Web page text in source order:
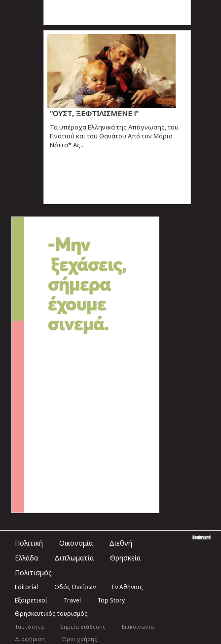
"OΥΣΤ, ΞΕΦΤΙΛΙΣΜΕΝΕ !"
Τα υπέροχα Ελληνικά της Απόγνωσης, του
Γινατιού και του Θανάτου Από τον Μάριο
Νόττα* Ας...
Πολιτική Οικονομία
Διεθνή
Ελλάδα
Διπλωματία
Θρησκεία
Πολιτισμός
Editorial Οδός Ονείρων
Εν Αθήναις
Εξαιρετικοί
Travel
Top Story
Θρησκευτικός τουρισμός
Ταυτότητα Σημεία διάθεσης
Επικοινωνία
Διαφήμιση
Όροι χρήσης